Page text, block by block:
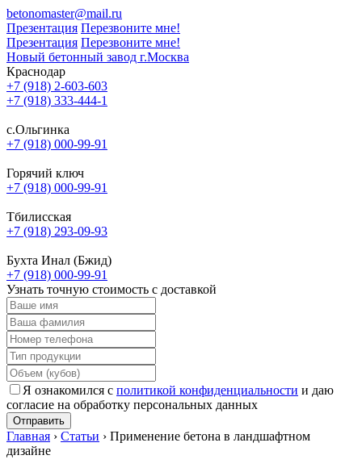
betonomaster@mail.ru
Презентация Перезвоните мне!
Презентация Перезвоните мне!
Новый бетонный завод г.Москва
Краснодар
+7 (918) 2-603-603
+7 (918) 333-444-1
с.Ольгинка
+7 (918) 000-99-91
Горячий ключ
+7 (918) 000-99-91
Тбилисская
+7 (918) 293-09-93
Бухта Инал (Бжид)
+7 (918) 000-99-91
Узнать точную стоимость с доставкой
Я ознакомился с политикой конфиденциальности и даю
согласие на обработку персональных данных
Отправить
Главная › Статьи › Применение бетона в ландшафтном
дизайне